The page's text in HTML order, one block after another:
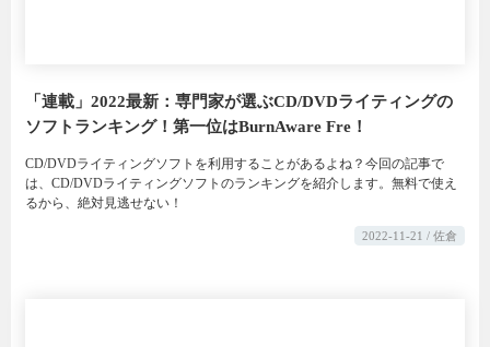
「連載」2022最新：専門家が選ぶCD/DVDライティングの
ソフトランキング！第一位はBurnAware Fre！
CD/DVDライティングソフトを利用することがあるよね？今回の記事で
は、CD/DVDライティングソフトのランキングを紹介します。無料で使え
るから、絶対見逃せない！
2022-11-21 / 佐倉